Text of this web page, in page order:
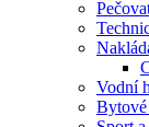
Vodní
Bytové